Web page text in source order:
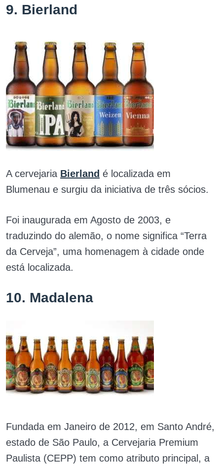
9. Bierland
A cervejaria Bierland é localizada em
Blumenau e surgiu da iniciativa de três sócios.
Foi inaugurada em Agosto de 2003, e
traduzindo do alemão, o nome significa “Terra
da Cerveja”, uma homenagem à cidade onde
está localizada.
10. Madalena
Fundada em Janeiro de 2012, em Santo André,
estado de São Paulo, a Cervejaria Premium
Paulista (CEPP) tem como atributo principal, a